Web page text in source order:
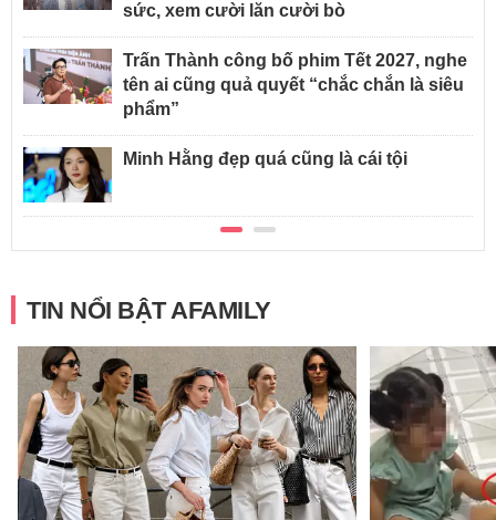
sức, xem cười lăn cười bò
Trấn Thành công bố phim Tết 2027, nghe
tên ai cũng quả quyết “chắc chắn là siêu
phẩm”
Minh Hằng đẹp quá cũng là cái tội
TIN NỔI BẬT AFAMILY